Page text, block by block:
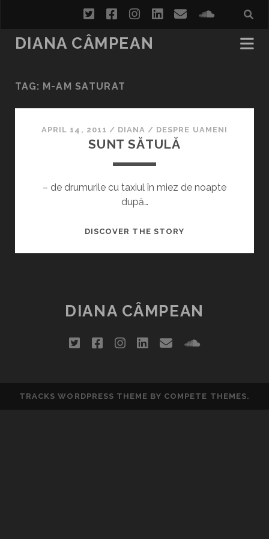
twitterfacebookinstagram
linkedin
email
DIANA CÂMPEAN
TAG: M-AM SATURAT
APRIL 14, 2011 / DIANA / DESPRE UAMENI
SUNT SĂTULĂ
– de drumurile cu taxiul în miez de noapte
după…
DISCOVER THE STORYSUNT
DIANA CÂMPEAN
twitterfacebookinstagram
linkedin
emailsoundcloud
TRACKS WORDPRESS THEME BY COMPETE THEMES.